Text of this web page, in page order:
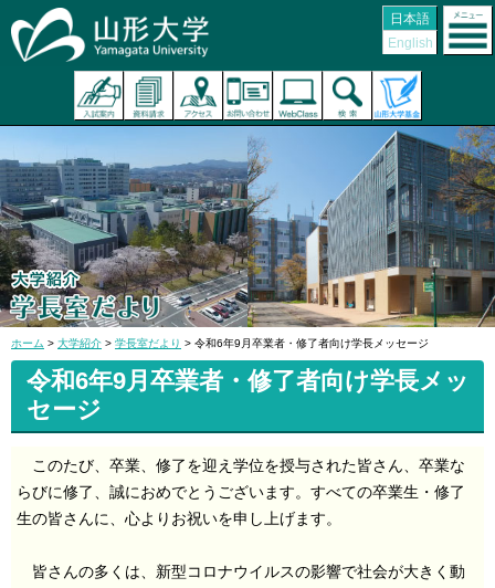
日本語
English
ホーム > 大学紹介 > 学長室だより > 令和6年9月卒業者・修了者向け学長メッセージ
令和6年9月卒業者・修了者向け学長メッ
セージ
このたび、卒業、修了を迎え学位を授与された皆さん、卒業な
らびに修了、誠におめでとうございます。すべての卒業生・修了
生の皆さんに、心よりお祝いを申し上げます。
皆さんの多くは、新型コロナウイルスの影響で社会が大きく動